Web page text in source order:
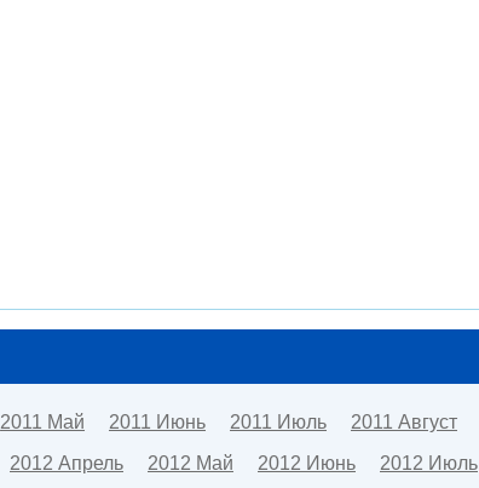
2011 Май 2011 Июнь 2011 Июль 2011 Август
2012 Апрель 2012 Май 2012 Июнь 2012 Июль